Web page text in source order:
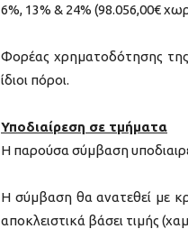
6%, 13% & 24% (98.056,00€
Φορέας χρηματοδότησης
ίδιοι πόροι.
Υποδιαίρεση σε τμήματα
Η παρούσα σύμβαση
Η σύμβαση θα ανατεθεί με
αποκλειστικά βάσει τιμής